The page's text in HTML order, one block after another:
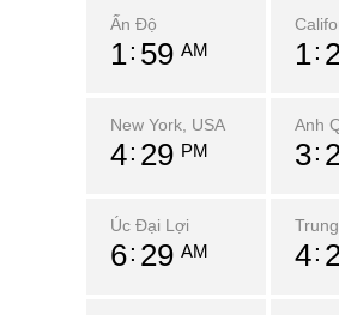
Ấn Độ
1 59 AM 1
New York, USA
4 29 PM
Anh
3
Úc Đại Lợi
6 29 AM 4